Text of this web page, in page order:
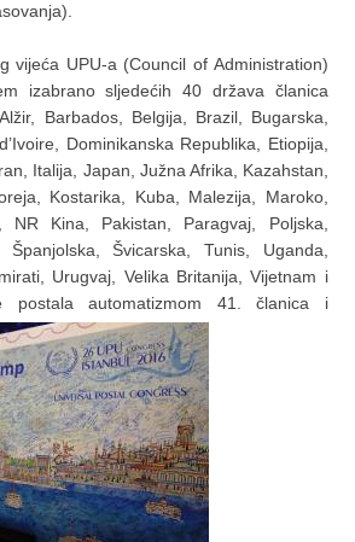
vijeća UPU-a (Council of Administration)
izabrano sljedećih 40 država članica
Barbados, Belgija, Brazil, Bugarska,
Dominikanska Republika, Etiopija,
Italija, Japan, Južna Afrika, Kazahstan,
Kostarika, Kuba, Malezija, Maroko,
NR Kina, Pakistan, Paragvaj, Poljska,
Španjolska, Švicarska, Tunis, Uganda,
Urugvaj, Velika Britanija, Vijetnam i
postala automatizmom 41. članica i